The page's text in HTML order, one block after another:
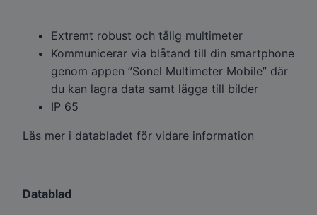
Extremt robust och tålig multimeter
Kommunicerar via blåtand till din smartphone
genom appen ”Sonel Multimeter Mobile” där
du kan lagra data samt lägga till bilder
IP 65
Läs mer i databladet för vidare information
Datablad